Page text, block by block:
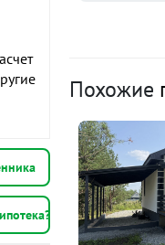
Продаётся
подходит
овощей и
свежем
Показать
Похожие